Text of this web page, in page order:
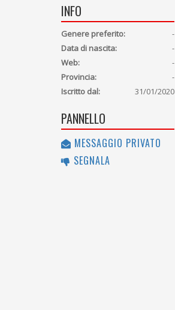
INFO
Genere preferito:
-
Data di nascita:
-
Web:
-
Provincia:
-
Iscritto dal:
31/01/2020
PANNELLO
MESSAGGIO PRIVATO
SEGNALA